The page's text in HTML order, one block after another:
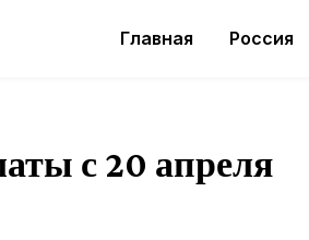
Главная Россия
с 20 апреля